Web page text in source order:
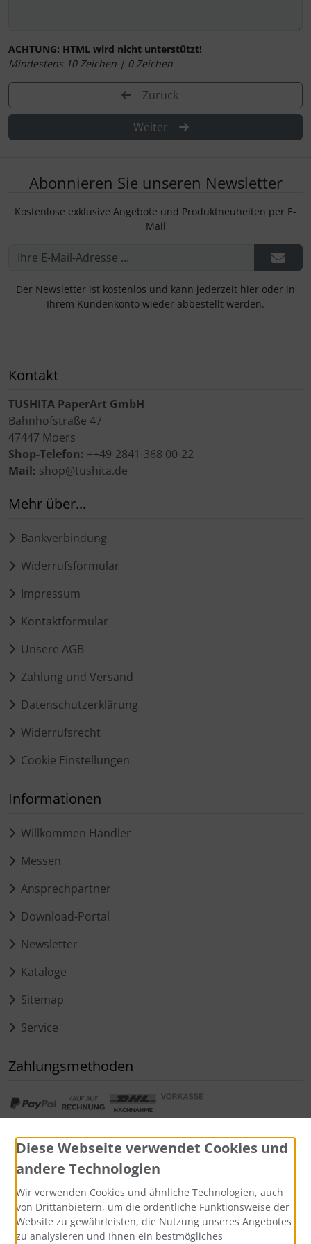
ACHTUNG: HTML wird nicht unterstützt!
Mindestens 10 Zeichen | 0Zeichen
Zurück
Weiter
Abonnieren Sie unseren Newsletter
Kostenlose exklusive Angebote und Produktneuheiten per E-
Mail
Der Newsletter ist kostenlos und kann jederzeit hier oder in
Ihrem Kundenkonto wieder abbestellt werden.
Kontakt
TUSHITA PaperArt GmbH
Bahnhofstraße 47
47447 Moers
Shop-Telefon: ++49-2841-368 00-22
Mail: shop@tushita.de
Mehr über...
Bankverbindung
Widerrufsformular
Impressum
Kontaktformular
Unsere AGB
Zahlung und Versand
Datenschutzerklärung
Widerrufsrecht
Cookie Einstellungen
Informationen
Willkommen Händler
Messen
Ansprechpartner
Download-Portal
Newsletter
Kataloge
Sitemap
Service
Zahlungsmethoden
Diese Webseite verwendet Cookies und
andere Technologien
Wir verwenden Cookies und ähnliche Technologien, auch
von Drittanbietern, um die ordentliche Funktionsweise der
Website zu gewährleisten, die Nutzung unseres Angebotes
zu analysieren und Ihnen ein bestmögliches